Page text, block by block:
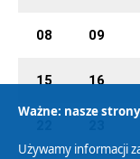
08 09
15 16
Ważne: nasze
Używamy informacji